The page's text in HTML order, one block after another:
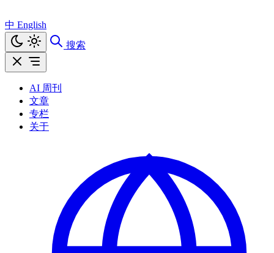
中 English
搜索
AI 周刊
文章
专栏
关于